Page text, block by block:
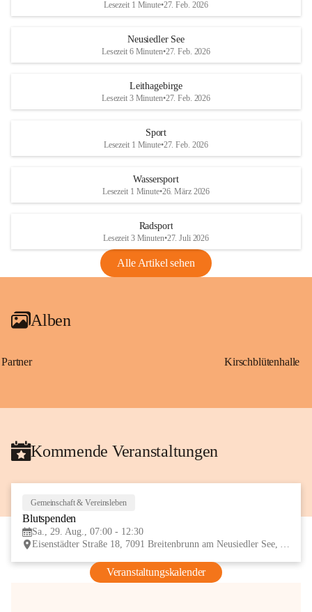
d
S
helfen wir zusammen um unsere Winzer
vor den prognostizierten Ernteausfällen
und den daraus folgenden wirtschaftlichen
Maßnahmen zur Bekämpfung
Rebe und der Amerikanischen
Anhang VBl. EU Nr. 18
1 Seite•1,4 MB
VBl. EU Nr. 18_2026
d
r
S
Lesezeit 1 Minute•27. Feb. 2026
Neusiedler See
Lesezeit 6 Minuten•27. Feb. 2026
Leithagebirge
Lesezeit 3 Minuten•27. Feb. 2026
Sport
Lesezeit 1 Minute•27. Feb. 2026
Wassersport
Lesezeit 1 Minute•26. März 2026
Radsport
Lesezeit 3 Minuten•27. Juli 2026
Alle Artikel sehen
Alben
Partner Kirschblütenhalle
Kommende Veranstaltungen
Gemeinschaft & Vereinsleben
Blutspenden
Sa., 29. Aug., 07:00 - 12:30
Eisenstädter Straße 18, 7091 Breitenbrunn am Neusiedler See, AUT
Veranstaltungskalender